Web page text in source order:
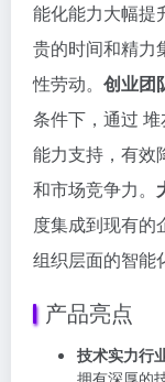
能化能力大幅提
贵的时间和精力
性劳动。 创业团
条件下，通过
能力支持，有效
和市场竞争力。
度集成到现有的
组织层面的智能
产品亮点
技术实力行
拥有深厚的